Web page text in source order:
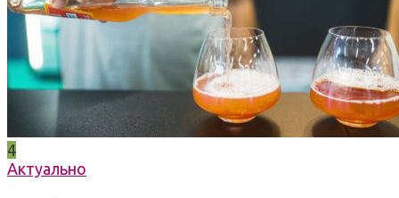
4
Актуально